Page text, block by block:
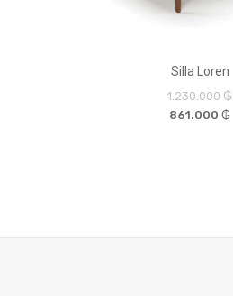
Silla Loren
1.230.000 ₲
861.000 ₲